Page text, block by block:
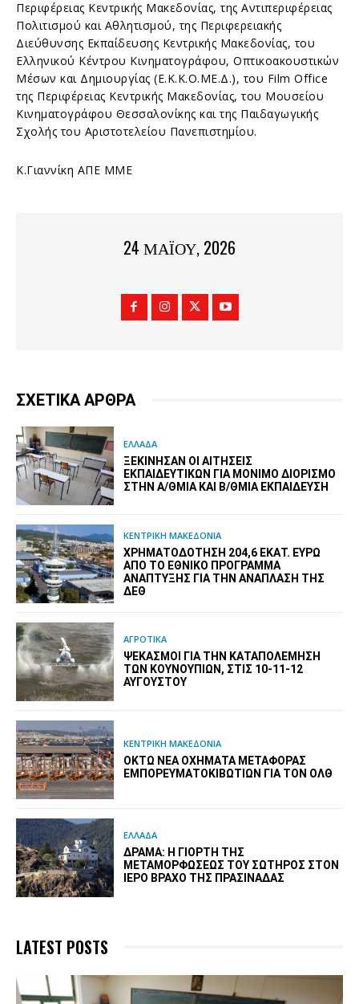
Περιφέρειας Κεντρικής Μακεδονίας, της Αντιπεριφέρειας
Πολιτισμού και Αθλητισμού, της Περιφερειακής
Διεύθυνσης Εκπαίδευσης Κεντρικής Μακεδονίας, του
Ελληνικού Κέντρου Κινηματογράφου, Οπτικοακουστικών
Μέσων και Δημιουργίας (Ε.Κ.Κ.Ο.ΜΕ.Δ.), του Film Office
της Περιφέρειας Κεντρικής Μακεδονίας, του Μουσείου
Κινηματογράφου Θεσσαλονίκης και της Παιδαγωγικής
Σχολής του Αριστοτελείου Πανεπιστημίου.
Κ.Γιαννίκη ΑΠΕ ΜΜΕ
24 ΜΑΪ́ΟΥ, 2026
ΣΧΕΤΙΚΑ ΑΡΘΡΑ
ΕΛΛΑΔΑ
ΞΕΚΊΝΗΣΑΝ ΟΙ ΑΙΤΉΣΕΙΣ
ΕΚΠΑΙΔΕΥΤΙΚΏΝ ΓΙΑ ΜΌΝΙΜΟ ΔΙΟΡΙΣΜΌ
ΣΤΗΝ Α/ΘΜΙΑ ΚΑΙ Β/ΘΜΙΑ ΕΚΠΑΊΔΕΥΣΗ
ΚΕΝΤΡΙΚΗ ΜΑΚΕΔΟΝΙΑ
ΧΡΗΜΑΤΟΔΌΤΗΣΗ 204,6 ΕΚΑΤ. ΕΥΡΏ
ΑΠΌ ΤΟ ΕΘΝΙΚΌ ΠΡΌΓΡΑΜΜΑ
ΑΝΆΠΤΥΞΗΣ ΓΙΑ ΤΗΝ ΑΝΆΠΛΑΣΗ ΤΗΣ
ΔΕΘ
ΑΓΡΟΤΙΚΑ
ΨΕΚΑΣΜΟΊ ΓΙΑ ΤΗΝ ΚΑΤΑΠΟΛΈΜΗΣΗ
ΤΩΝ ΚΟΥΝΟΥΠΙΏΝ, ΣΤΙΣ 10-11-12
ΑΥΓΟΎΣΤΟΥ
ΚΕΝΤΡΙΚΗ ΜΑΚΕΔΟΝΙΑ
ΟΚΤΏ ΝΈΑ ΟΧΉΜΑΤΑ ΜΕΤΑΦΟΡΆΣ
ΕΜΠΟΡΕΥΜΑΤΟΚΙΒΩΤΊΩΝ ΓΙΑ ΤΟΝ ΟΛΘ
ΕΛΛΑΔΑ
ΔΡΆΜΑ: Η ΓΙΟΡΤΉ ΤΗΣ
ΜΕΤΑΜΟΡΦΏΣΕΩΣ ΤΟΥ ΣΩΤΉΡΟΣ ΣΤΟΝ
ΙΕΡΌ ΒΡΆΧΟ ΤΗΣ ΠΡΑΣΙΝΆΔΑΣ
LATEST POSTS